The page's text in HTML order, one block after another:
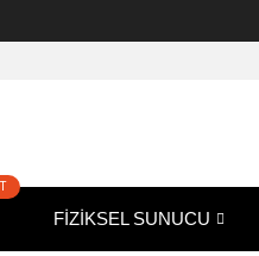
FİZİKSEL SUNUCU